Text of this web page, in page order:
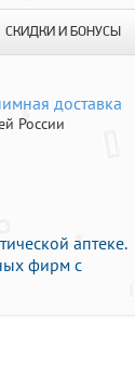
СКИДКИ И БОНУСЫ
доставка
России
аптеке.
фирм с